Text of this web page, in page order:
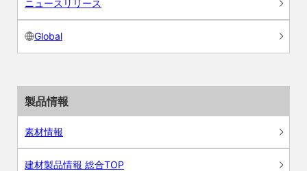
ニュースリリース
Global
製品情報
素材情報
建材製品情報 総合TOP